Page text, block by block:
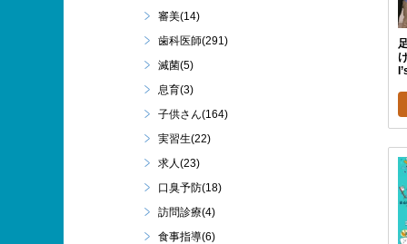
審美(14)
歯科医師(291)
滅菌(5)
息育(3)
子供さん(164)
実習生(22)
求人(23)
口臭予防(18)
訪問診療(4)
食事指導(6)